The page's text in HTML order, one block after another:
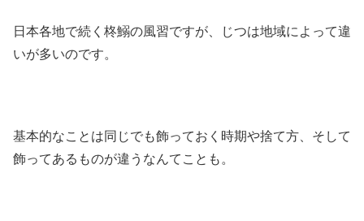
日本各地で続く柊鰯の風習ですが、じつは地域によって違
いが多いのです。
基本的なことは同じでも飾っておく時期や捨て方、そして
飾ってあるものが違うなんてことも。